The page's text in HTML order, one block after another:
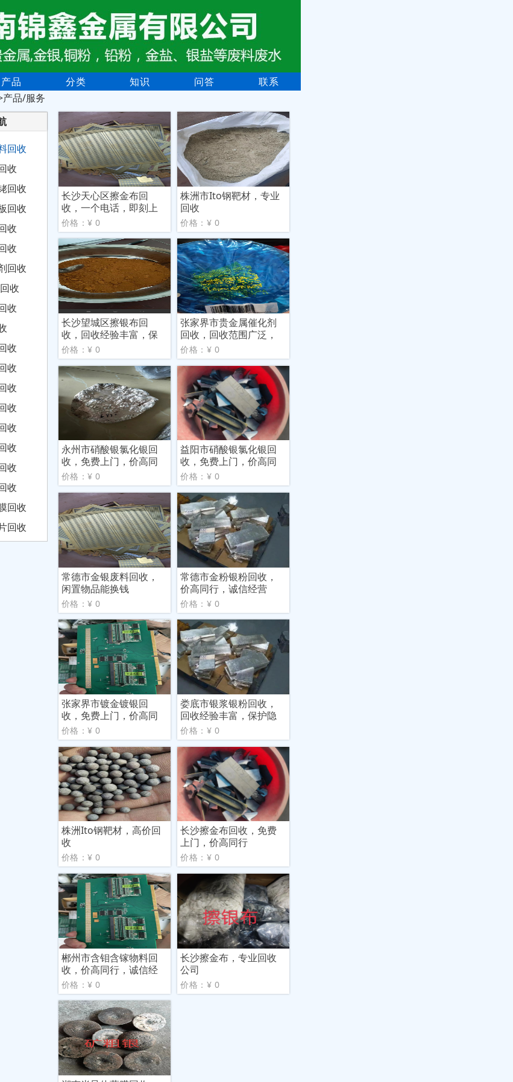
产品 分类 知识 问答
联系
产品/服务
回收
收
回收
回收
收
收
回收
收
收
收
收
收
收
收
收
收
收
回收
回收
长沙天心区擦金布回
收，一个电话，即刻上
门变现
价格：¥ 0
株洲市Ito钢靶材，专业
回收
价格：¥ 0
长沙望城区擦银布回
收，回收经验丰富，保
护隐私
价格：¥ 0
张家界市贵金属催化剂
回收，回收范围广泛，
现场
价格：¥ 0
永州市硝酸银氯化银回
收，免费上门，价高同
行
价格：¥ 0
益阳市硝酸银氯化银回
收，免费上门，价高同
行
价格：¥ 0
常德市金银废料回收，
闲置物品能换钱
价格：¥ 0
常德市金粉银粉回收，
价高同行，诚信经营
价格：¥ 0
张家界市镀金镀银回
收，免费上门，价高同
行
价格：¥ 0
娄底市银浆银粉回收，
回收经验丰富，保护隐
私
价格：¥ 0
株洲Ito钢靶材，高价回
收
价格：¥ 0
长沙擦金布回收，免费
上门，价高同行
价格：¥ 0
郴州市含钼含镓物料回
收，价高同行，诚信经
营
价格：¥ 0
长沙擦金布，专业回收
公司
价格：¥ 0